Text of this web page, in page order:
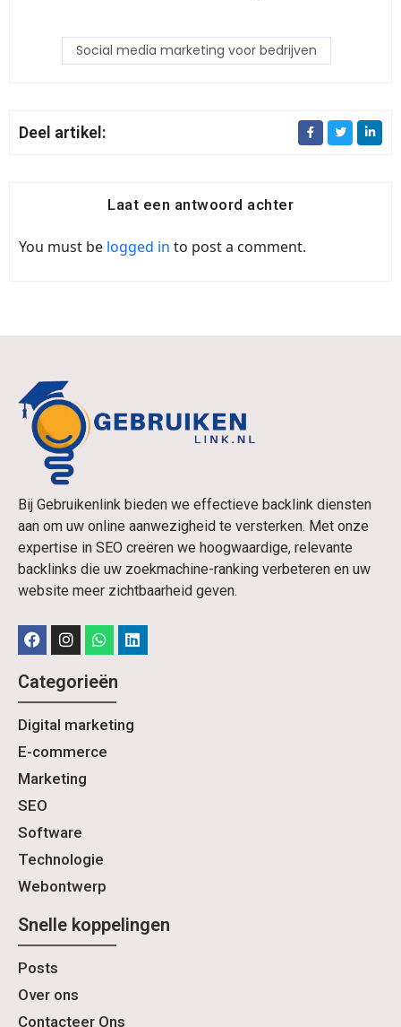
Social media marketing voor bedrijven
Deel artikel:
Laat een antwoord achter
You must be logged in to post a comment.
Bij Gebruikenlink bieden we effectieve backlink diensten
aan om uw online aanwezigheid te versterken. Met onze
expertise in SEO creëren we hoogwaardige, relevante
backlinks die uw zoekmachine-ranking verbeteren en uw
website meer zichtbaarheid geven.
Categorieën
Digital marketing
E-commerce
Marketing
SEO
Software
Technologie
Webontwerp
Snelle koppelingen
Posts
Over ons
Contacteer Ons